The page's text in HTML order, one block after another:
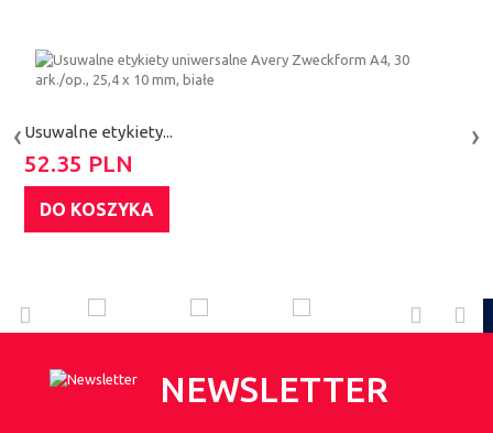
Usuwalne etykiety...
52.35 PLN
DO KOSZYKA
‹ ›
NEWSLETTER